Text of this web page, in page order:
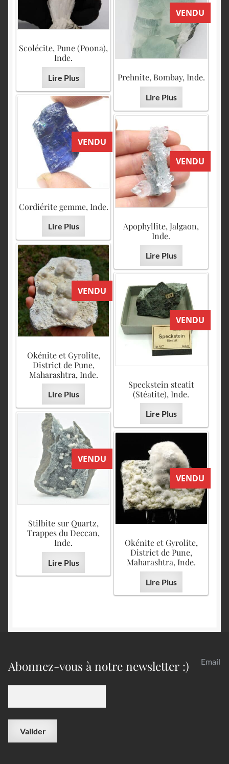
Scolécite, Pune (Poona),
Inde.
Lire Plus
VENDU
Prehnite, Bombay, Inde.
Lire Plus
VENDU
Cordiérite gemme, Inde.
Lire Plus
VENDU
Apophyllite, Jalgaon,
Inde.
Lire Plus
VENDU
Okénite et Gyrolite,
District de Pune,
Maharashtra, Inde.
Lire Plus
VENDU
Speckstein steatit
(Stéatite), Inde.
Lire Plus
VENDU
Stilbite sur Quartz,
Trappes du Deccan,
Inde.
Lire Plus
VENDU
Okénite et Gyrolite,
District de Pune,
Maharashtra, Inde.
Lire Plus
Abonnez-vous à notre newsletter :) Email